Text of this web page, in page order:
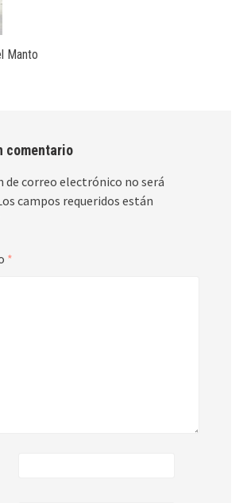
Manto
comentario
de correo electrónico no será
campos requeridos están
*